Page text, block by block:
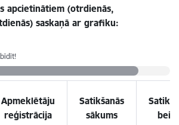
apcietinātiem (otrdienās,
saskaņā ar grafiku:
Apmeklētāju
reģistrācija
Satikšanās
sākums